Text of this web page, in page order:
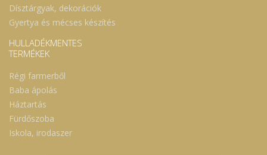
Dísztárgyak, dekorációk
Gyertya és mécses készítés
HULLADÉKMENTES
TERMÉKEK
Régi farmerből
Baba ápolás
Háztartás
Fürdőszoba
Iskola, irodaszer